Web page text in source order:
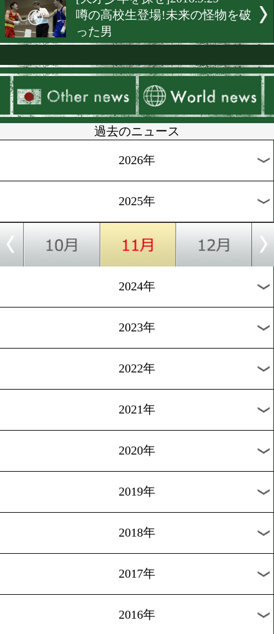
激闘で魅せる草食系世界王
直撃
[戦いたい女たち]2016.10.4
仰天の一発芸!魅惑の淑女
ー現る
[独占インタビュー
京都発!ダイヤモンドの原
待
[前日計量]2016.9.30
[天才少年を探せ]2016.9.29
った男
2026年
2025年